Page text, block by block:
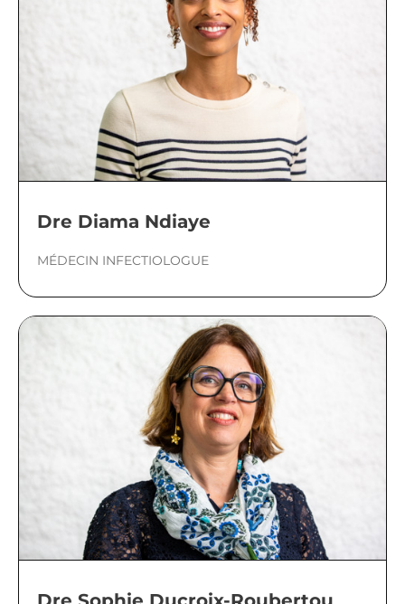
Dre Diama Ndiaye
MÉDECIN INFECTIOLOGUE